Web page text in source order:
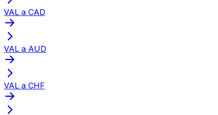
VAL a CAD
VAL a AUD
VAL a CHF